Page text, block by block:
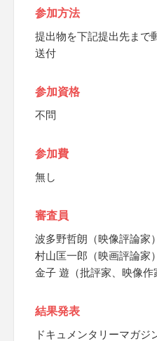
参加方法
提出物を下記提出先まで
送付
参加資格
不問
参加費
無し
審査員
波多野哲朗（映像評論家）
村山匡一郎（映画評論家）
金子 遊（批評家、映像作
結果発表
ドキュメンタリーマガジ